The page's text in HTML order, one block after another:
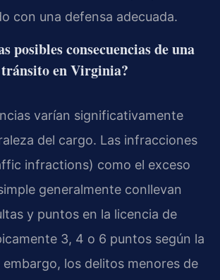
con una defensa adecuada.
posibles consecuencias de una
en Virginia?
varían significativamente
del cargo. Las infracciones
infractions) como el exceso
generalmente conllevan
y puntos en la licencia de
3, 4 o 6 puntos según la
embargo, los delitos menores de